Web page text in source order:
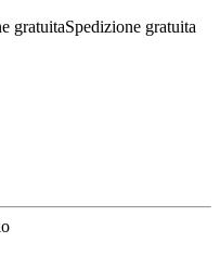
Spedizione gratuita